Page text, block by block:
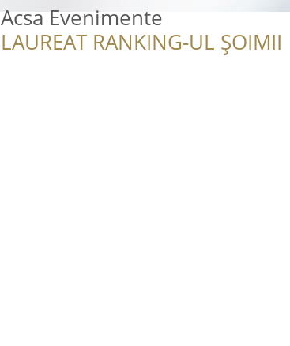
Acsa Evenimente
LAUREAT RANKING-UL ȘOIMII